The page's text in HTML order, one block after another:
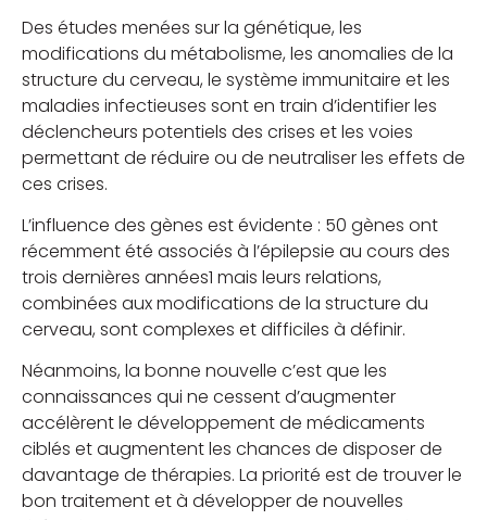
Des études menées sur la génétique, les
modifications du métabolisme, les anomalies de la
structure du cerveau, le système immunitaire et les
maladies infectieuses sont en train d’identifier les
déclencheurs potentiels des crises et les voies
permettant de réduire ou de neutraliser les effets de
ces crises.
L’influence des gènes est évidente : 50 gènes ont
récemment été associés à l’épilepsie au cours des
trois dernières années1 mais leurs relations,
combinées aux modifications de la structure du
cerveau, sont complexes et difficiles à définir.
Néanmoins, la bonne nouvelle c’est que les
connaissances qui ne cessent d’augmenter
accélèrent le développement de médicaments
ciblés et augmentent les chances de disposer de
davantage de thérapies. La priorité est de trouver le
bon traitement et à développer de nouvelles